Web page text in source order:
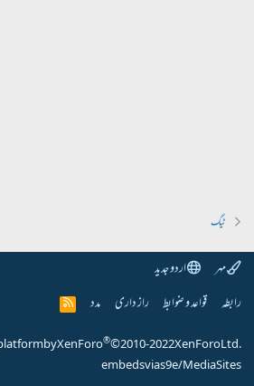
ٹیگ
مہر
اردو جدید
رابطہ قواعد و ضوابط راز داری مدد
R
S
by XenForo®© 2010-2022 XenForo Ltd.
embeds via s9e/MediaSites